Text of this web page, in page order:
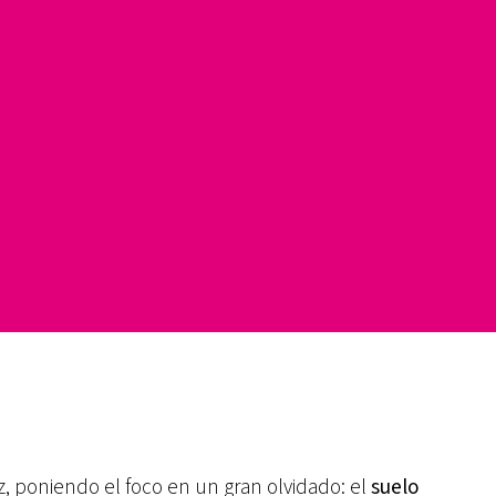
poniendo el foco en un gran olvidado: elsuelo